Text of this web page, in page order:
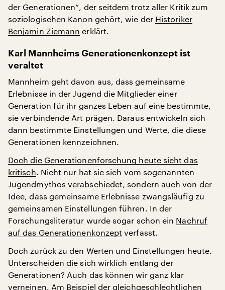
der Generationen“, der seitdem trotz aller Kritik zum
soziologischen Kanon gehört, wie der Historiker
Benjamin Ziemann erklärt.
Karl Mannheims Generationenkonzept ist
veraltet
Mannheim geht davon aus, dass gemeinsame
Erlebnisse in der Jugend die Mitglieder einer
Generation für ihr ganzes Leben auf eine bestimmte,
sie verbindende Art prägen. Daraus entwickeln sich
dann bestimmte Einstellungen und Werte, die diese
Generationen kennzeichnen.
Doch die Generationenforschung heute sieht das
kritisch . Nicht nur hat sie sich vom sogenannten
Jugendmythos verabschiedet, sondern auch von der
Idee, dass gemeinsame Erlebnisse zwangsläufig zu
gemeinsamen Einstellungen führen. In der
Forschungsliteratur wurde sogar schon ein Nachruf
auf das Generationenkonzept verfasst.
Doch zurück zu den Werten und Einstellungen heute.
Unterscheiden die sich wirklich entlang der
Generationen? Auch das können wir ganz klar
verneinen. Am Beispiel der gleichgeschlechtlichen